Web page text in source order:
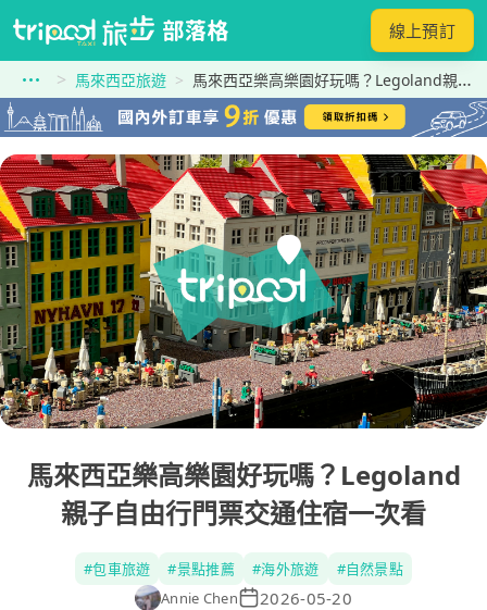
線上預訂
馬來西亞旅遊 馬來西亞樂高樂園好玩嗎？Legoland親子自由行門票交通住宿一次看
馬來西亞樂高樂園好玩嗎？Legoland
親子自由行門票交通住宿一次看
#包車旅遊 #景點推薦 #海外旅遊 #自然景點
Annie Chen
2026-05-20